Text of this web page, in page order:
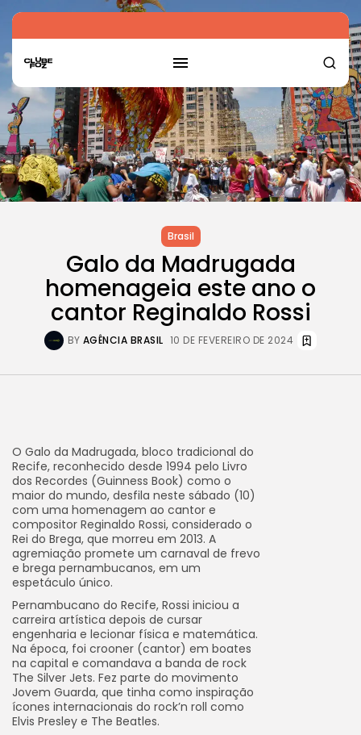
Brasil
Galo da Madrugada
homenageia este ano o
cantor Reginaldo Rossi
BY AGÊNCIA BRASIL 10 DE FEVEREIRO DE 2024
O Galo da Madrugada, bloco tradicional do
Recife, reconhecido desde 1994 pelo Livro
dos Recordes (Guinness Book) como o
maior do mundo, desfila neste sábado (10)
com uma homenagem ao cantor e
compositor Reginaldo Rossi, considerado o
Rei do Brega, que morreu em 2013. A
agremiação promete um carnaval de frevo
e brega pernambucanos, em um
espetáculo único.
Pernambucano do Recife, Rossi iniciou a
carreira artística depois de cursar
engenharia e lecionar física e matemática.
Na época, foi crooner (cantor) em boates
na capital e comandava a banda de rock
The Silver Jets. Fez parte do movimento
Jovem Guarda, que tinha como inspiração
ícones internacionais do rock’n roll como
Elvis Presley e The Beatles.